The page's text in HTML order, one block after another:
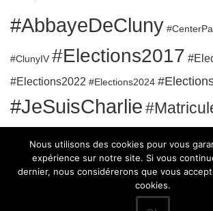
#AbbayeDeCluny
#ClunyIV #Elections2017
#Elections2022 #Elections2024
#JeSuisCharlie
Nous utilisons des cookies pour vous
expérience sur notre site. Si vous
dernier, nous considérerons que vous
cookies.